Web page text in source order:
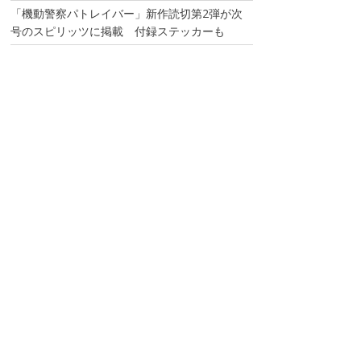
「機動警察パトレイバー」新作読切第2弾が次
号のスピリッツに掲載 付録ステッカーも